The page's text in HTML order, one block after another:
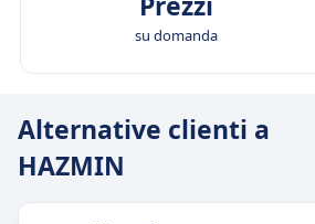
su domanda
Alternative clienti a
HAZMIN